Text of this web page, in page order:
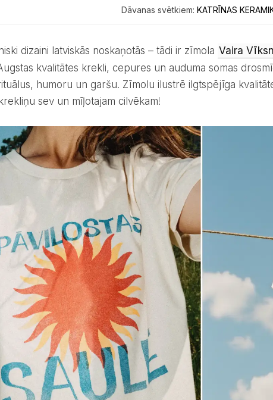
Dāvanas svētkiem:KATRĪNAS
dizaini latviskās noskaņotās – tādi ir zīmola Vaira
kvalitātes krekli, cepures un auduma somas
humoru un garšu. Zīmolu ilustrē ilgtspējīga
sev un mīļotajam cilvēkam!